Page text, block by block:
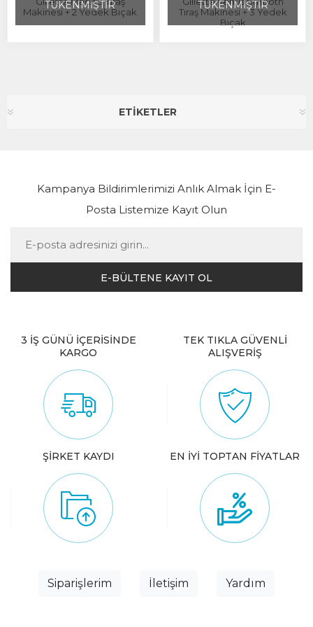
TÜKENMİŞTİR
Makinesi + 2 Yedek Bıçak
TÜKENMİŞTİR
Tıraş Makinesi + 3 Yedek
Bıçak
ETİKETLER
Kampanya Bildirimlerimizi Anlık Almak İçin E-
Posta Listemize Kayıt Olun
3 İŞ GÜNÜ İÇERİSİNDE
KARGO
TEK TIKLA GÜVENLİ
ALIŞVERİŞ
ŞİRKET KAYDI EN İYİ TOPTAN FİYATLAR
Siparişlerim İletişim Yardım